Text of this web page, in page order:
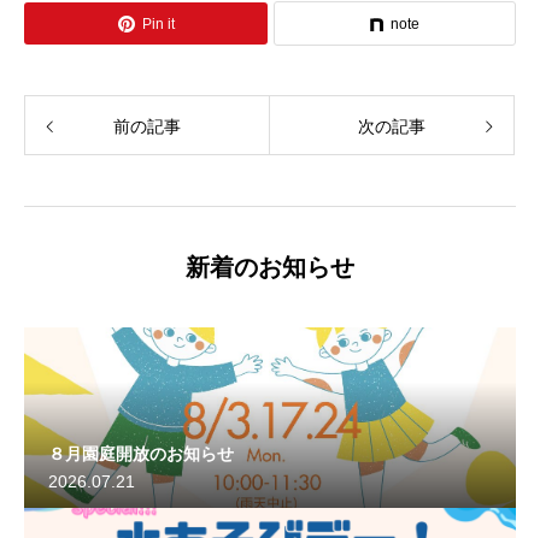
Pin it note
前の記事 次の記事
新着のお知らせ
８月園庭開放のお知らせ
2026.07.21